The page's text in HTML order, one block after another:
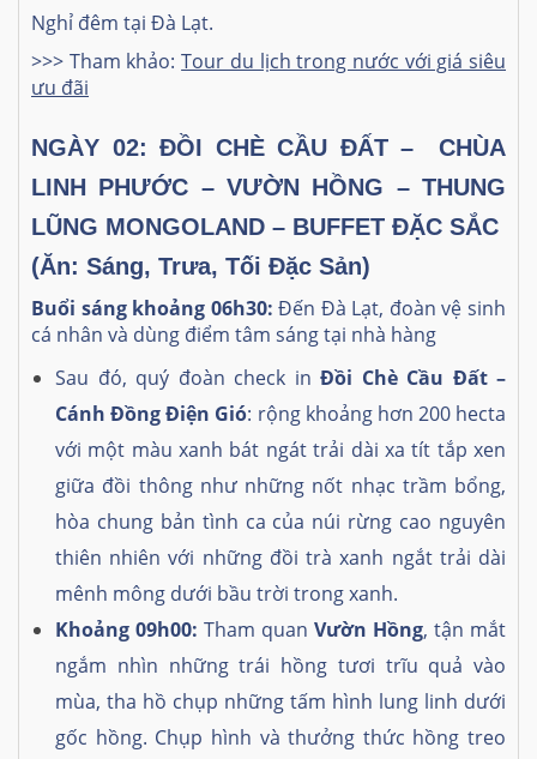
Nghỉ đêm tại Đà Lạt.
>>> Tham khảo:Tour du lịch trong nước với giá siêu
ưu đãi
NGÀY 02: ĐỒI CHÈ CẦU ĐẤT – CHÙA
LINH PHƯỚC – VƯỜN HỒNG – THUNG
LŨNG MONGOLAND – BUFFET ĐẶC SẮC
(Ăn: Sáng, Trưa, Tối Đặc Sản)
Buổi sáng khoảng 06h30:Đến Đà Lạt, đoàn vệ sinh
cá nhân và dùng điểm tâm sáng tại nhà hàng
Sau đó, quý đoàn check in Đồi Chè Cầu Đất –
Cánh Đồng Điện Gió: rộng khoảng hơn 200 hecta
với một màu xanh bát ngát trải dài xa tít tắp xen
giữa đồi thông như những nốt nhạc trầm bổng,
hòa chung bản tình ca của núi rừng cao nguyên
thiên nhiên với những đồi trà xanh ngắt trải dài
mênh mông dưới bầu trời trong xanh.
Khoảng 09h00: Tham quan Vườn Hồng, tận mắt
ngắm nhìn những trái hồng tươi trĩu quả vào
mùa, tha hồ chụp những tấm hình lung linh dưới
gốc hồng. Chụp hình và thưởng thức hồng treo